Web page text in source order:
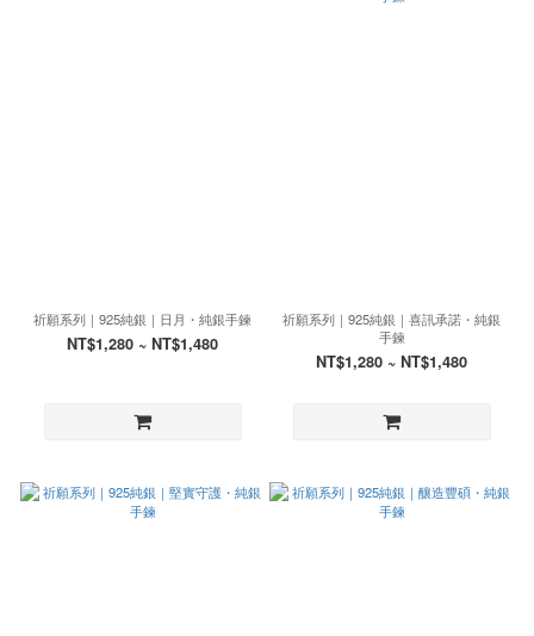
祈願系列｜925純銀｜日月・純銀手鍊
NT$1,280 ~ NT$1,480
祈願系列｜925純銀｜喜訊承諾・純銀
手鍊
NT$1,280 ~ NT$1,480